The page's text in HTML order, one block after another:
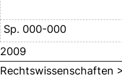
Sp. 000-000
2009
Rechtswissenschaften